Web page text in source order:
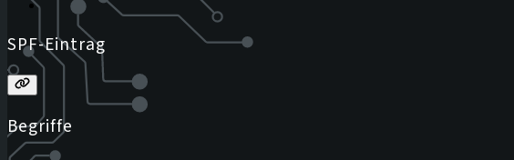
SPF-Eintrag
Begriffe